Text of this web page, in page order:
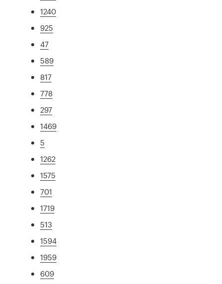
1240
925
47
589
817
778
297
1469
5
1262
1575
701
1719
513
1594
1959
609